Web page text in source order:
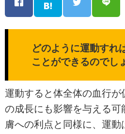
どのように運動すれ
ことができるのでし
運動すると体全体の血行が
の成長にも影響を与える可
膚への利点と同様に、運